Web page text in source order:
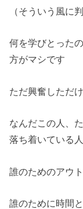
（そういう風に
何を学びとった
方がマシです
ただ興奮しただ
なんだこの人、
落ち着いている
誰のためのアウ
誰のために時間